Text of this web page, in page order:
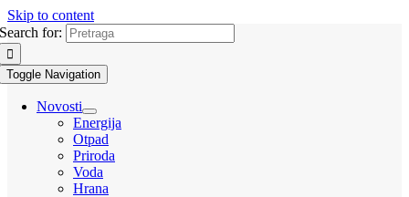
Skip to content
Search for:
Toggle Navigation
Novosti
Energija
Otpad
Priroda
Voda
Hrana